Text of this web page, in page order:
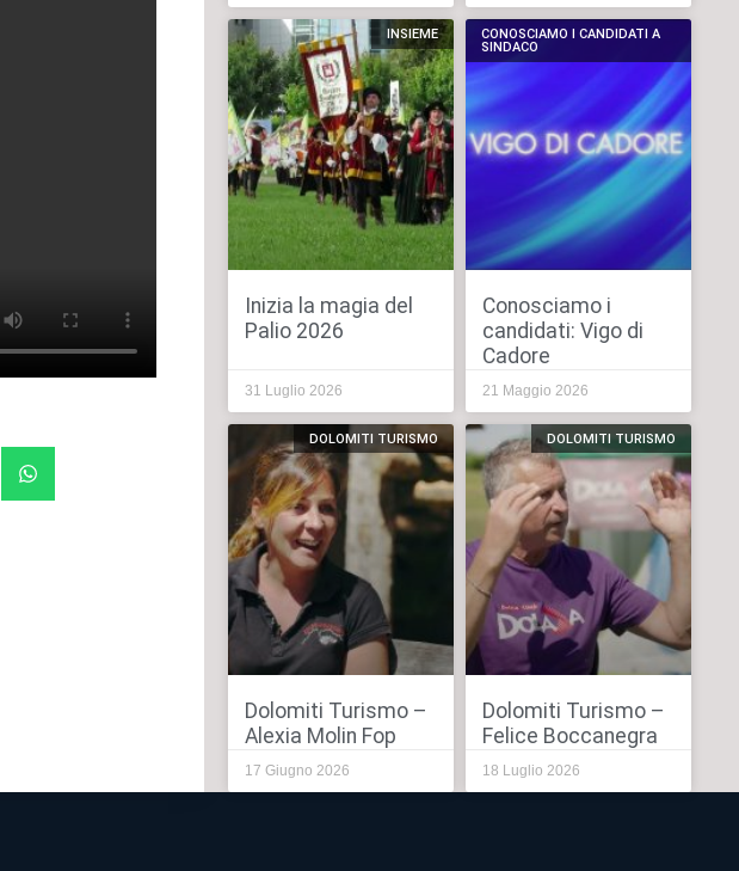
INSIEME
Inizia la magia del
Palio 2026
31 Luglio 2026
CONOSCIAMO I CANDIDATI A
SINDACO
Conosciamo i
candidati: Vigo di
Cadore
21 Maggio 2026
DOLOMITI TURISMO
Dolomiti Turismo –
Alexia Molin Fop
17 Giugno 2026
DOLOMITI TURISMO
Dolomiti Turismo –
Felice Boccanegra
18 Luglio 2026